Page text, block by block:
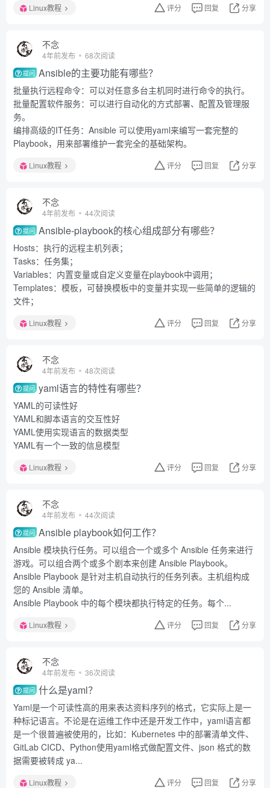
Linux教程 评分 回复 分享
不念
4年前发布 68次阅读
提问 Ansible的主要功能有哪些？
批量执行远程命令：可以对任意多台主机同时进行命令的执行。
批量配置软件服务：可以进行自动化的方式部署、配置及管理服
务。
编排高级的IT任务：Ansible 可以使用yaml来编写一套完整的
Playbook，用来部署维护一套完全的基础架构。
Linux教程 评分 回复 分享
不念
4年前发布 44次阅读
提问 Ansible-playbook的核心组成部分有哪些？
Hosts：执行的远程主机列表；
Tasks：任务集；
Variables：内置变量或自定义变量在playbook中调用；
Templates：模板，可替换模板中的变量并实现一些简单的逻辑的
文件；
Linux教程 评分 回复 分享
不念
4年前发布 48次阅读
提问 yaml语言的特性有哪些？
YAML的可读性好
YAML和脚本语言的交互性好
YAML使用实现语言的数据类型
YAML有一个一致的信息模型
Linux教程 评分 回复 分享
不念
4年前发布 44次阅读
提问 Ansible playbook如何工作？
Ansible 模块执行任务。可以组合一个或多个 Ansible 任务来进行
游戏。可以组合两个或多个剧本来创建 Ansible Playbook。
Ansible Playbook 是针对主机自动执行的任务列表。主机组构成
您的 Ansible 清单。
Ansible Playbook 中的每个模块都执行特定的任务。每个...
Linux教程 评分 回复 分享
不念
4年前发布 36次阅读
提问 什么是yaml？
Yaml是一个可读性高的用来表达资料序列的格式，它实际上是一
种标记语言。不论是在运维工作中还是开发工作中，yaml语言都
是一个很普遍被使用的，比如：Kubernetes 中的部署清单文件、
GitLab CICD、Python使用yaml格式做配置文件、json 格式的数
据需要被转成 ya...
Linux教程 评分 回复 分享